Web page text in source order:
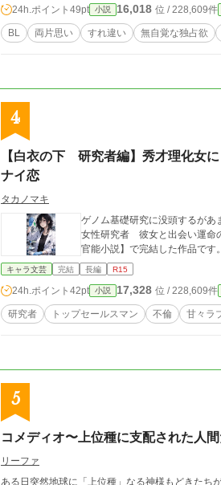
24h.ポイント 49pt 小説 16,018 位 / 228,609件
BL 両片思い すれ違い 無自覚な独占欲
4
【白衣の下 研究者編】秀才理化女
ナイ恋
タカノマキ
ゲノム基礎研究に没頭するがあ
女性研究者 彼女と出会い運命
官能小説】で完結した作品です
キャラ文芸 完結 長編 R15
24h.ポイント 42pt 小説 17,328 位 / 228,609件
研究者 トップセールスマン 不倫 甘々ラ
5
コメディオ〜上位種に支配された人
リーファ
ある日突然地球に「上位種」なる神様もどきたち